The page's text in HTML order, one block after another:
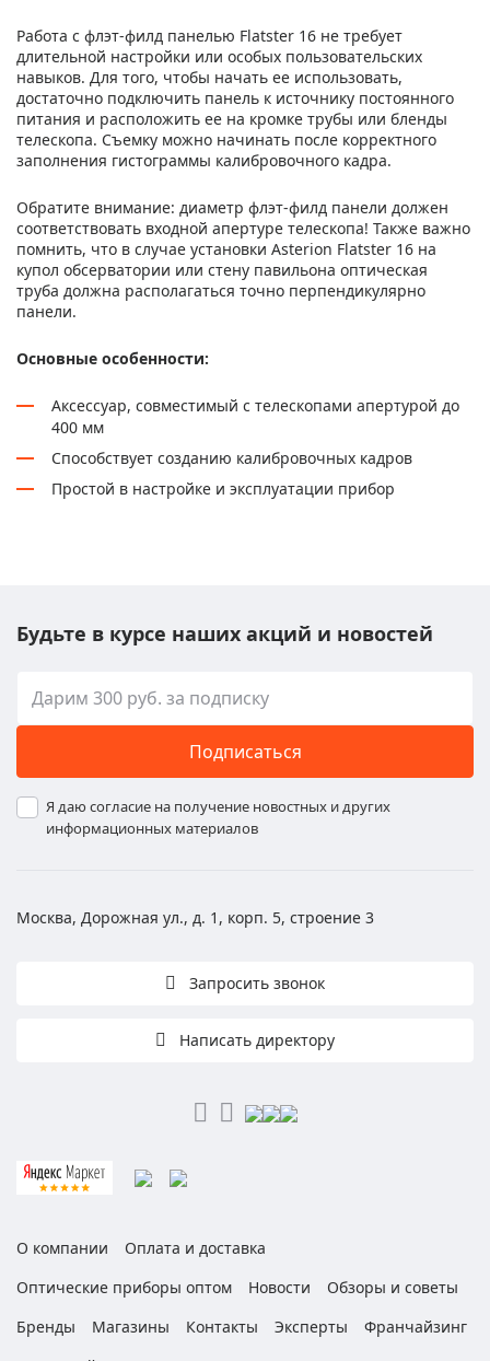
Работа с флэт-филд панелью Flatster 16 не требует
длительной настройки или особых пользовательских
навыков. Для того, чтобы начать ее использовать,
достаточно подключить панель к источнику постоянного
питания и расположить ее на кромке трубы или бленды
телескопа. Съемку можно начинать после корректного
заполнения гистограммы калибровочного кадра.
Обратите внимание: диаметр флэт-филд панели должен
соответствовать входной апертуре телескопа! Также важно
помнить, что в случае установки Asterion Flatster 16 на
купол обсерватории или стену павильона оптическая
труба должна располагаться точно перпендикулярно
панели.
Основные особенности:
Аксессуар, совместимый с телескопами апертурой до
400 мм
Способствует созданию калибровочных кадров
Простой в настройке и эксплуатации прибор
Будьте в курсе наших акций и новостей
Подписаться
Я даю согласие на получение новостных и других
информационных материалов
Москва, Дорожная ул., д. 1, корп. 5, строение 3
Запросить звонок
Написать директору
О компании
Оплата и доставка
Оптические приборы оптом
Новости
Обзоры и советы
Бренды
Магазины Контакты Эксперты
Франчайзинг